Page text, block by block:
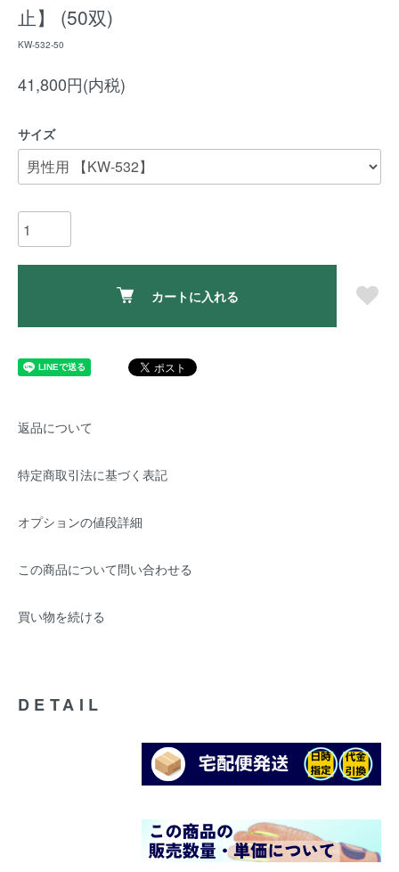
止】 (50双)
KW-532-50
41,800円(内税)
サイズ
カートに入れる
返品について
特定商取引法に基づく表記
オプションの値段詳細
この商品について問い合わせる
買い物を続ける
DETAIL